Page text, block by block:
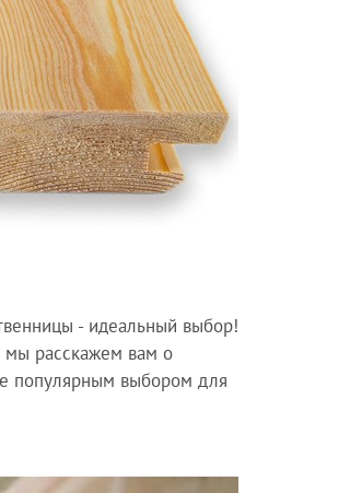
- идеальный выбор!
мы расскажем вам о
популярным выбором для